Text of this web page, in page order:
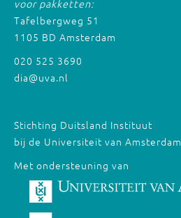
voor pakketten:
Tafelbergweg 51
1105 BD Amsterdam
020 525 3690
dia@uva.nl
Stichting Duitsland Instituut
bij de Universiteit van Amsterdam
Met ondersteuning van